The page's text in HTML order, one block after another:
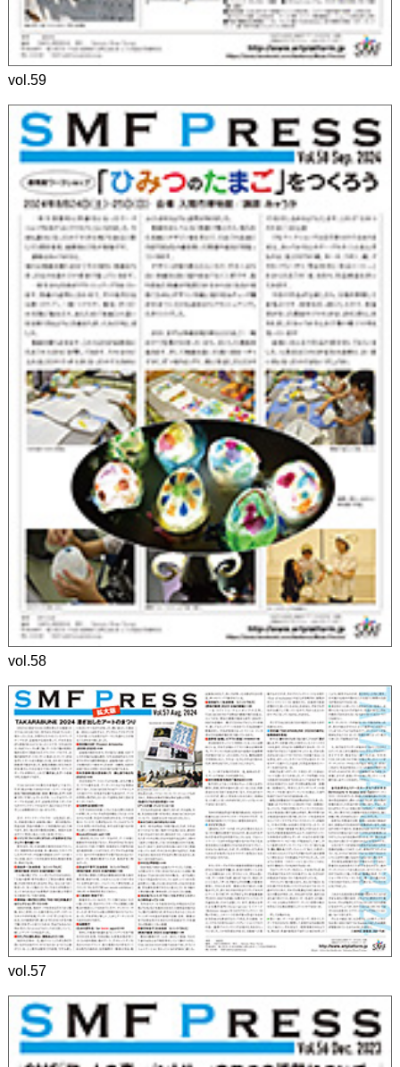
vol.59
vol.58
vol.57